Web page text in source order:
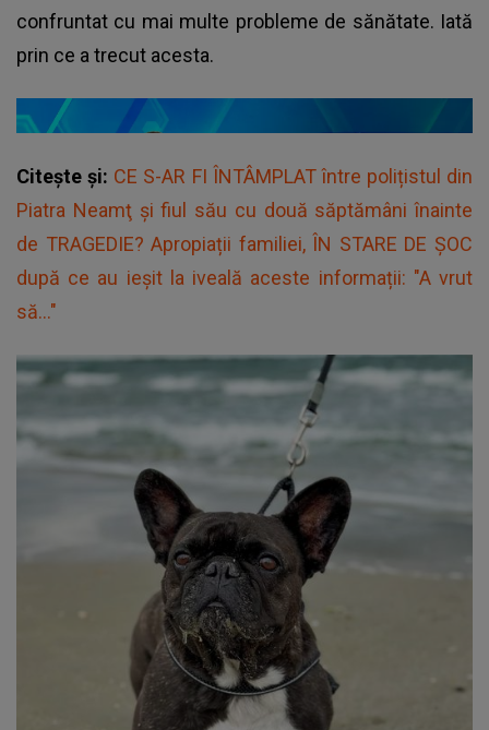
confruntat cu mai multe probleme de sănătate. Iată
prin ce a trecut acesta.
Citește și: CE S-AR FI ÎNTÂMPLAT între polițistul din
Piatra Neamţ și fiul său cu două săptămâni înainte
de TRAGEDIE? Apropiații familiei, ÎN STARE DE ȘOC
după ce au ieșit la iveală aceste informații: "A vrut
să..."